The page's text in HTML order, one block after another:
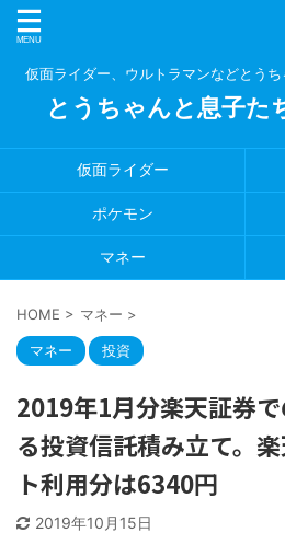
仮面ライダー、ウルトラマンなどとう
とうちゃんと息子た
仮面ライダー
ポケモン
マネー
HOME > マネー >
マネー 投資
2019年1月分楽天証券
る投資信託積み立て。
ト利用分は6340円
2019年10月15日